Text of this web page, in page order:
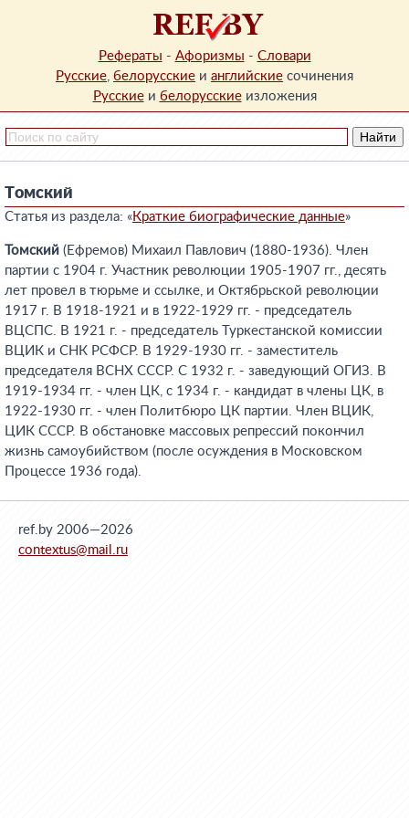
Рефераты - Афоризмы - Словари
Русские, белорусские и английские сочинения
Русскиеи белорусскиеизложения
Томский
Статья из раздела: «Краткие биографические данные»
Томский (Ефремов) Михаил Павлович (1880-1936). Член
партии с 1904 г. Участник революции 1905-1907 гг., десять
лет провел в тюрьме и ссылке, и Октябрьской революции
1917 г. В 1918-1921 и в 1922-1929 гг. - председатель
ВЦСПС. В 1921 г. - председатель Туркестанской комиссии
ВЦИК и СНК РСФСР. В 1929-1930 гг. - заместитель
председателя ВСНХ СССР. С 1932 г. - заведующий ОГИЗ. В
1919-1934 гг. - член ЦК, с 1934 г. - кандидат в члены ЦК, в
1922-1930 гг. - член Политбюро ЦК партии. Член ВЦИК,
ЦИК СССР. В обстановке массовых репрессий покончил
жизнь самоубийством (после осуждения в Московском
Процессе 1936 года).
ref.by 2006—2026
contextus@mail.ru